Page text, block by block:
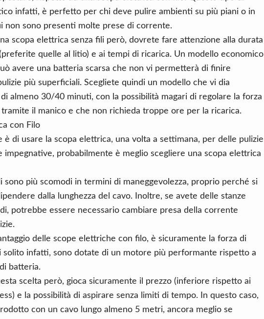
infatti, è perfetto per chi deve pulire ambienti su più piani o in
non sono presenti molte prese di corrente.
scopa elettrica senza fili però, dovrete fare attenzione alla durata
quelle al litio) e ai tempi di ricarica. Un modello economico
avere una batteria scarsa che non vi permetterà di finire
più superficiali. Scegliete quindi un modello che vi dia
di almeno 30/40 minuti, con la possibilità magari di regolare la forza
tramite il manico e che non richieda troppe ore per la ricarica.
con Filo
è di usare la scopa elettrica, una volta a settimana, per delle pulizie
impegnative, probabilmente è meglio scegliere una scopa elettrica
sono più scomodi in termini di maneggevolezza, proprio perché si
dalla lunghezza del cavo. Inoltre, se avete delle stanze
potrebbe essere necessario cambiare presa della corrente
delle scope elettriche con filo, è sicuramente la forza di
solito infatti, sono dotate di un motore più performante rispetto a
batteria.
scelta però, gioca sicuramente il prezzo (inferiore rispetto ai
e la possibilità di aspirare senza limiti di tempo. In questo caso,
con un cavo lungo almeno 5 metri, ancora meglio se